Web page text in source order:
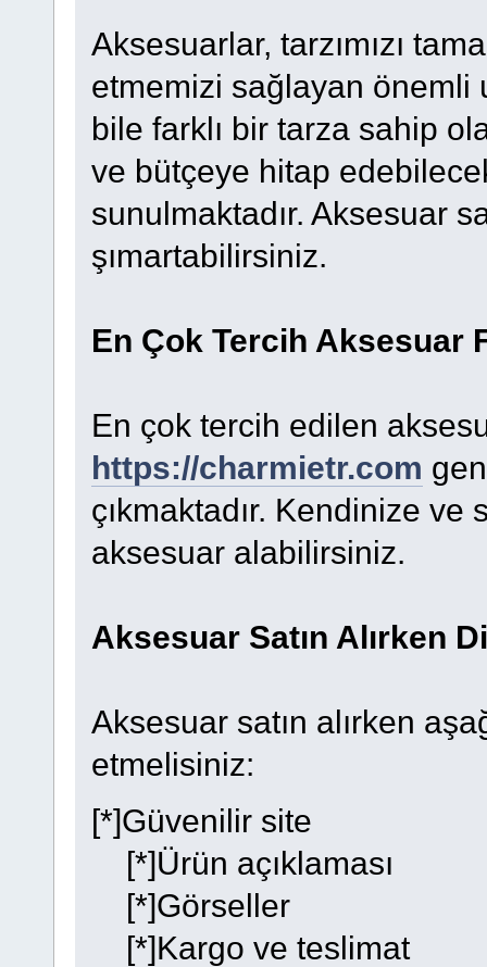
Aksesuarlar, tarzımızı
etmemizi sağlayan önemli
bile farklı bir tarza sahip
ve bütçeye hitap
sunulmaktadır. Aksesuar
şımartabilirsiniz.
En Çok Tercih Aksesuar
En çok tercih edilen
https://charmietr.com
çıkmaktadır. Kendinize
aksesuar alabilirsiniz.
Aksesuar Satın Alırken
Aksesuar satın alırken
etmelisiniz:
[*]Güvenilir site
[*]Ürün açıklaması
[*]Görseller
[*]Kargo ve teslimat